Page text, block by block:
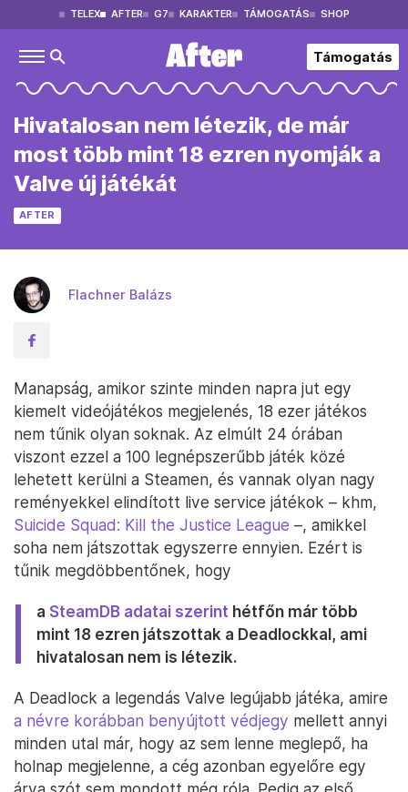
TELEX AFTER G7 KARAKTER TÁMOGATÁS SHOP
Támogatás
Hivatalosan nem létezik, de már
most több mint 18 ezren nyomják a
Valve új játékát
AFTER
Flachner Balázs
Manapság, amikor szinte minden napra jut egy
kiemelt videójátékos megjelenés, 18 ezer játékos
nem tűnik olyan soknak. Az elmúlt 24 órában
viszont ezzel a 100 legnépszerűbb játék közé
lehetett kerülni a Steamen, és vannak olyan nagy
reményekkel elindított live service játékok – khm,
Suicide Squad: Kill the Justice League –, amikkel
soha nem játszottak egyszerre ennyien. Ezért is
tűnik megdöbbentőnek, hogy
a SteamDB adatai szerint hétfőn már több
mint 18 ezren játszottak a Deadlockkal, ami
hivatalosan nem is létezik.
A Deadlock a legendás Valve legújabb játéka, amire
a névre korábban benyújtott védjegy mellett annyi
minden utal már, hogy az sem lenne meglepő, ha
holnap megjelenne, a cég azonban egyelőre egy